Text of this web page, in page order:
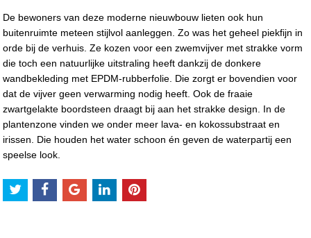
De bewoners van deze moderne nieuwbouw lieten ook hun
buitenruimte meteen stijlvol aanleggen. Zo was het geheel piekfijn in
orde bij de verhuis. Ze kozen voor een zwemvijver met strakke vorm
die toch een natuurlijke uitstraling heeft dankzij de donkere
wandbekleding met EPDM-rubberfolie. Die zorgt er bovendien voor
dat de vijver geen verwarming nodig heeft. Ook de fraaie
zwartgelakte boordsteen draagt bij aan het strakke design. In de
plantenzone vinden we onder meer lava- en kokossubstraat en
irissen. Die houden het water schoon én geven de waterpartij een
speelse look.